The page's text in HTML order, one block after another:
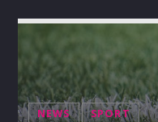
NEWS SPORT